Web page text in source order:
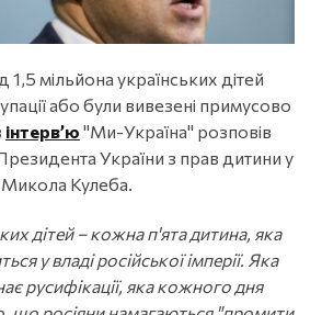
мільйона українських дітей
або були вивезені примусово
інтервʼю "Ми-Україна" розповів
України з прав дитини у
Кулеба.
дітей – кожна п'ята дитина, яка
у владі російської імперії. Яка
русифікації, яка кожного дня